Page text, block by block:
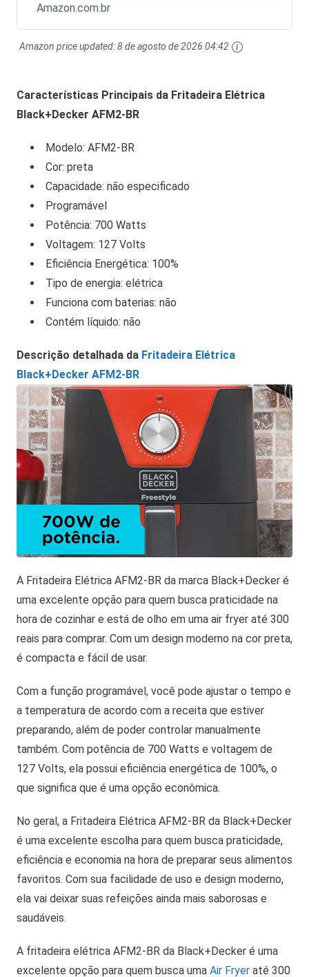
Amazon.com.br
Amazon price updated:8 de agosto de 2026 04:42
Características Principais da Fritadeira Elétrica
Black+Decker AFM2-BR
Modelo: AFM2-BR
Cor: preta
Capacidade: não especificado
Programável
Potência: 700 Watts
Voltagem: 127 Volts
Eficiência Energética: 100%
Tipo de energia: elétrica
Funciona com baterias: não
Contém líquido: não
Descrição detalhada da Fritadeira Elétrica
Black+Decker AFM2-BR
A Fritadeira Elétrica AFM2-BR da marca Black+Decker é
uma excelente opção para quem busca praticidade na
hora de cozinhar e está de olho em uma air fryer até 300
reais para comprar. Com um design moderno na cor preta,
é compacta e fácil de usar.
Com a função programável, você pode ajustar o tempo e
a temperatura de acordo com a receita que estiver
preparando, além de poder controlar manualmente
também. Com potência de 700 Watts e voltagem de
127 Volts, ela possui eficiência energética de 100%, o
que significa que é uma opção econômica.
No geral, a Fritadeira Elétrica AFM2-BR da Black+Decker
é uma excelente escolha para quem busca praticidade,
eficiência e economia na hora de preparar seus alimentos
favoritos. Com sua facilidade de uso e design moderno,
ela vai deixar suas refeições ainda mais saborosas e
saudáveis.
A fritadeira elétrica AFM2-BR da Black+Decker é uma
excelente opção para quem busca uma Air Fryer até 300